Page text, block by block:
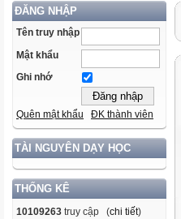
ĐĂNG NHẬP
Tên truy nhập
Mật khẩu
Ghi nhớ
Quên mật khẩu ĐK thành viên
TÀI NGUYÊN DẠY HỌC
THỐNG KÊ
10109263 truy cập (chi tiết)